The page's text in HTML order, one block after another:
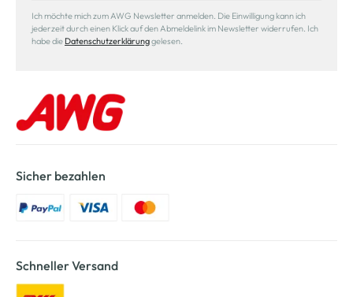
Ich möchte mich zum AWG Newsletter anmelden. Die Einwilligung kann ich
jederzeit durch einen Klick auf den Abmeldelink im Newsletter widerrufen. Ich
habe die Datenschutzerklärunggelesen.
Sicher bezahlen
Schneller Versand